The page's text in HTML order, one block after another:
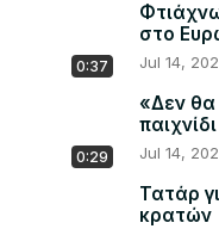
/ 2ος Παγκόσμιος
/ Γρίβας / ΕΟΚΑ Β
/ Μέλλον
0:37
στο
Jul 14,
0:29
«Δεν θα
Jul 14,
Τατάρ
κρατών